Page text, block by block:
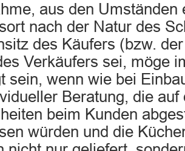
aus den Umständen
nach der Natur des
des Käufers (bzw.
Verkäufers sei, möge
sein, wenn wie bei
Beratung, die auf
beim Kunden
würden und die